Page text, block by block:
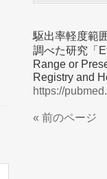
駆出率軽度範
調べた研究「
Range or
Registry and
https://
« 前のページ